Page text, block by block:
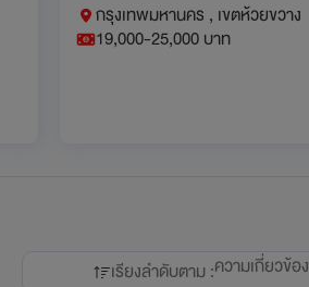
กรุงเทพมหานคร , เขตห้วยขวาง
19,000-25,000 บาท
เรียงลำดับตาม :ความเกี่ยวข้อง